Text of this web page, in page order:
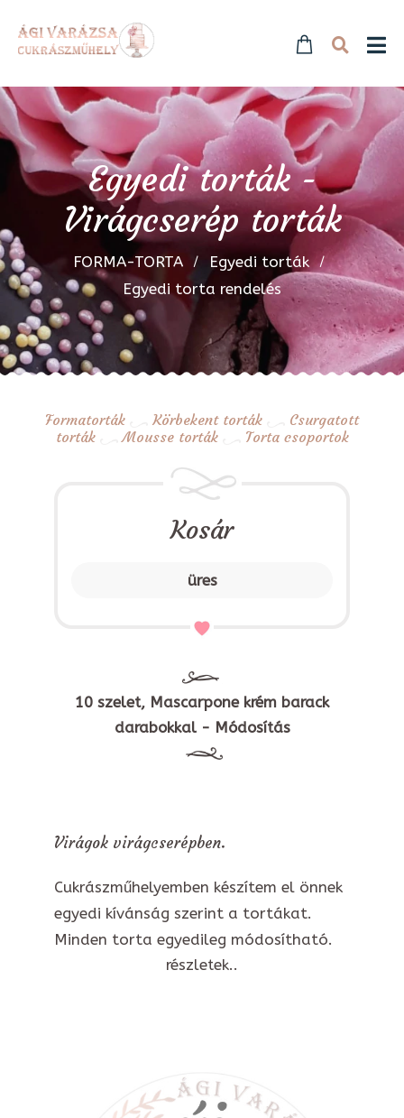
Egyedi torták -
Virágcserép torták
FORMA-TORTA
Egyedi torták
Egyedi torta rendelés
Formatorták Körbekent torták
Csurgatott
torták
Mousse torták Torta csoportok
Kosár
üres
10 szelet, Mascarpone krém barack
darabokkal - Módosítás
Virágok virágcserépben.
Cukrászműhelyemben készítem el önnek
egyedi kívánság szerint a tortákat.
Minden torta egyedileg módosítható.
részletek..